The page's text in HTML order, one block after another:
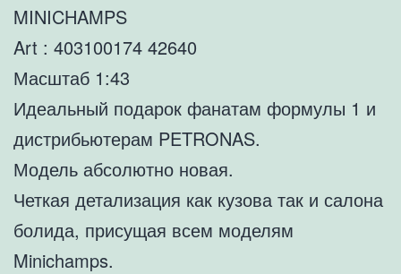
MINICHAMPS
Art : 403100174 42640
Масштаб 1:43
Идеальный подарок фанатам формулы 1 и
дистрибьютерам PETRONAS.
Модель абсолютно новая.
Четкая детализация как кузова так и салона
болида, присущая всем моделям
Minichamps.